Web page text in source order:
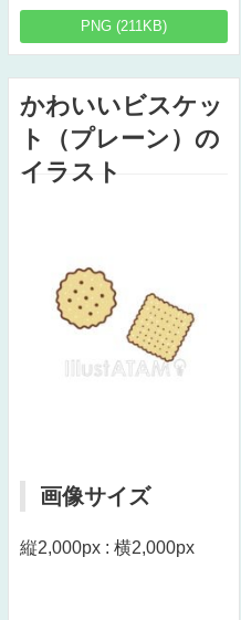
PNG (211KB)
かわいいビスケッ
ト（プレーン）の
イラスト
画像サイズ
縦2,000px : 横2,000px